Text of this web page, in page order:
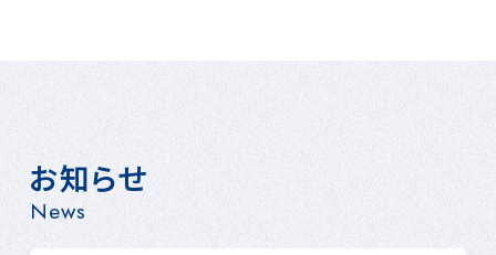
お知らせ
News